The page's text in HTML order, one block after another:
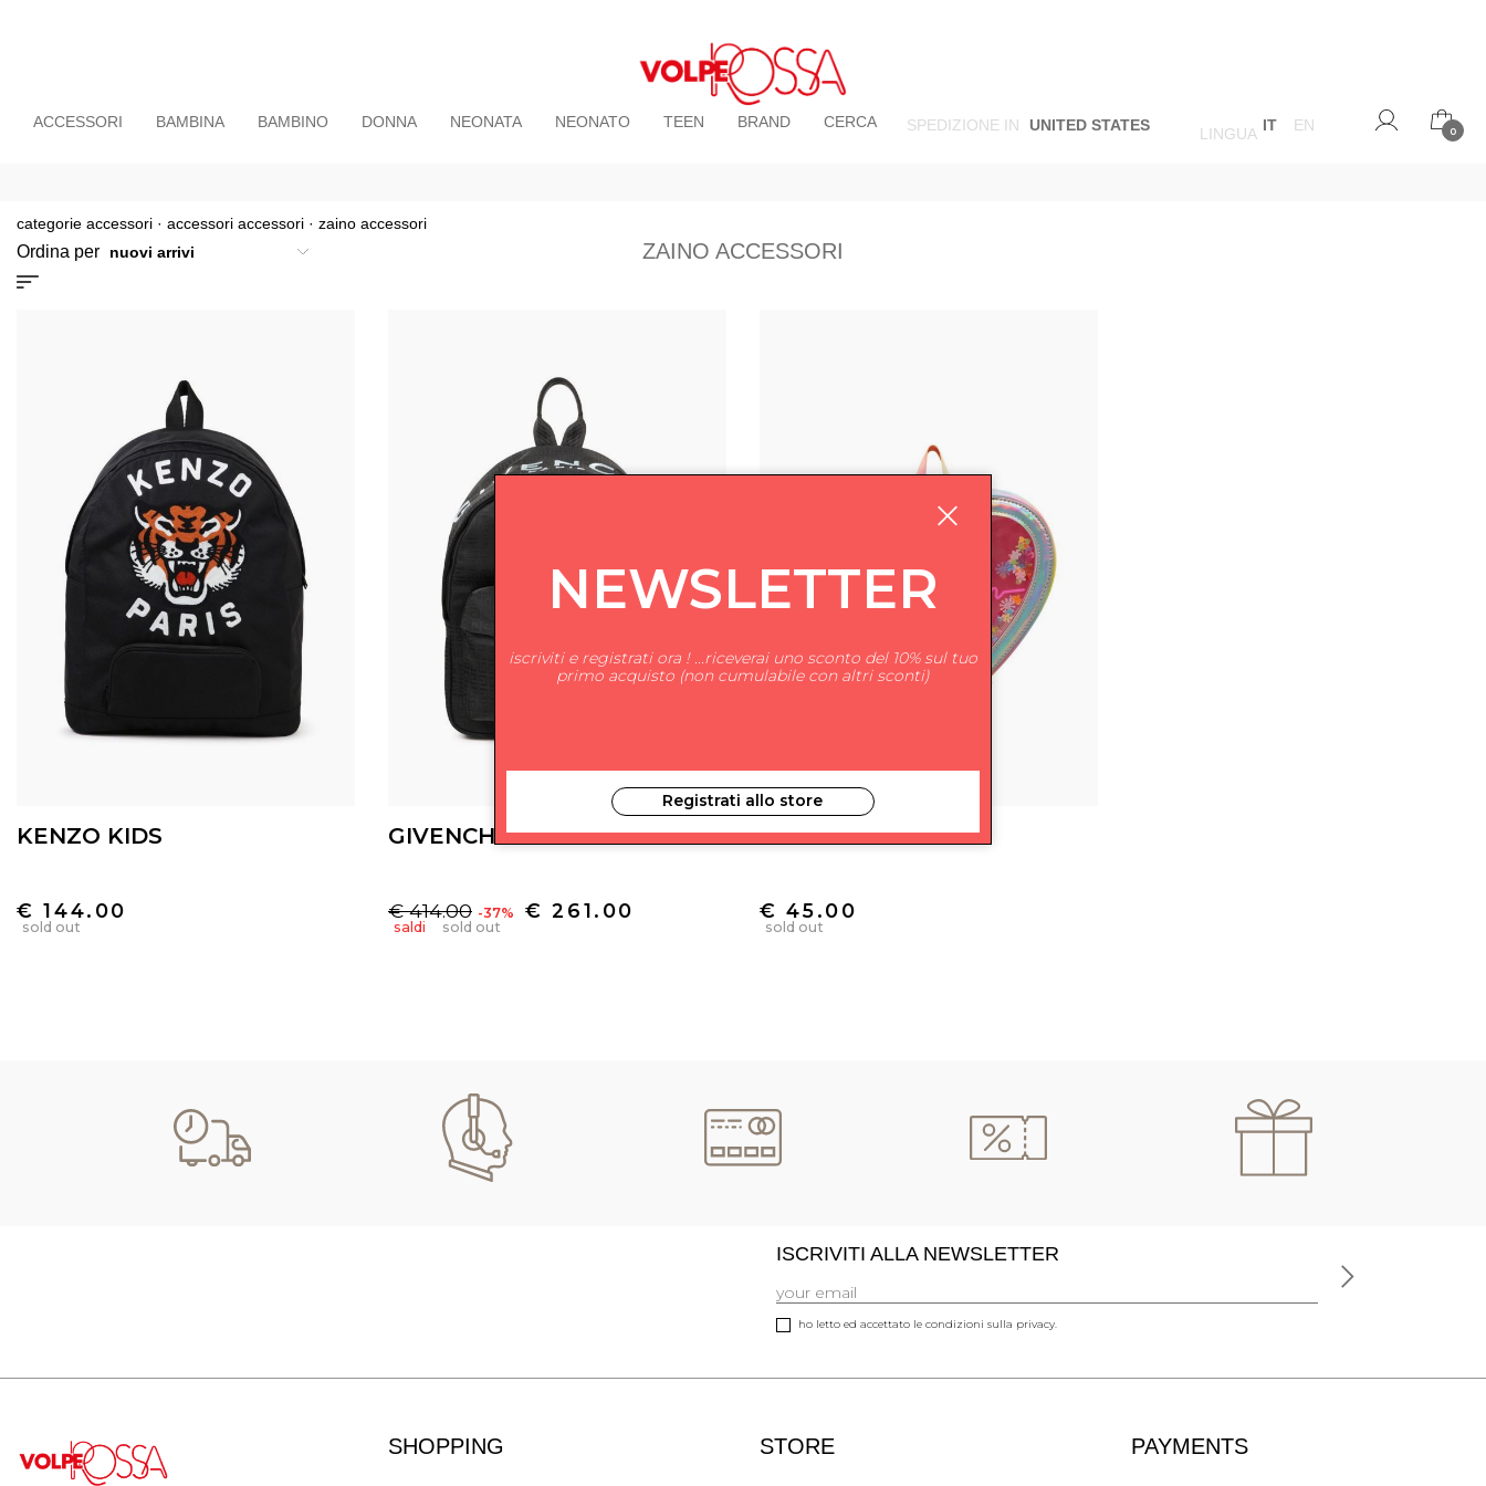
SPEDIZIONE IN UNITED STATES LINGUA IT EN 0
ACCESSORI BAMBINA BAMBINO DONNA NEONATA NEONATO TEEN BRAND CERCA
categorie accessori · accessori accessori · zaino accessori
Ordina per ZAINO ACCESSORI
KENZO KIDS
€ 144.00
sold out
GIVENCHY KIDS
€ 414.00 -37% € 261.00
saldi sold out
BILLIEBLUSH
€ 45.00
sold out
ISCRIVITI ALLA NEWSLETTER
ho letto ed accettato le condizioni sulla privacy.
SHOPPING STORE PAYMENTS
NEWSLETTER
iscriviti e registrati ora ! ...riceverai uno sconto del 10% sul tuo
primo acquisto (non cumulabile con altri sconti)
Registrati allo store